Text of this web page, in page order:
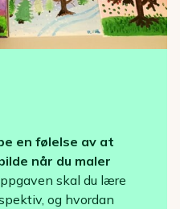
en følelse av at
når du maler
skal du lære
og hvordan